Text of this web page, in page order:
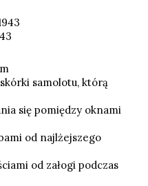
samolotu, którą
się pomiędzy oknami
od najlżejszego
od załogi podczas